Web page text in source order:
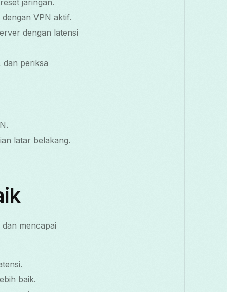
jaringan.
VPN aktif.
dengan latensi
periksa
latar belakang.
mencapai
baik.